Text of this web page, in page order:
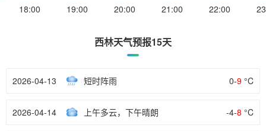
18:00 19:00 20:00 21:00 22:00
西林天气预报15天
2026-04-13 短时阵雨 0-9 °C
2026-04-14 上午多云，下午晴朗 -4-8 °C